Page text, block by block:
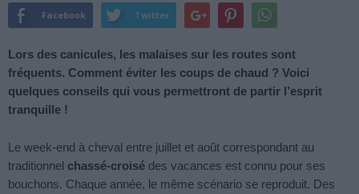
Facebook Twitter
Lors des canicules, les malaises sur les routes sont
fréquents. Comment éviter les coups de chaud ? Voici
quelques conseils qui vous permettront de partir l’esprit
tranquille !
Le week-end à cheval entre juillet et août correspondant au
traditionnel chassé-croisé des vacances est connu pour ses
bouchons. Chaque année, le même scénario se reproduit. Des